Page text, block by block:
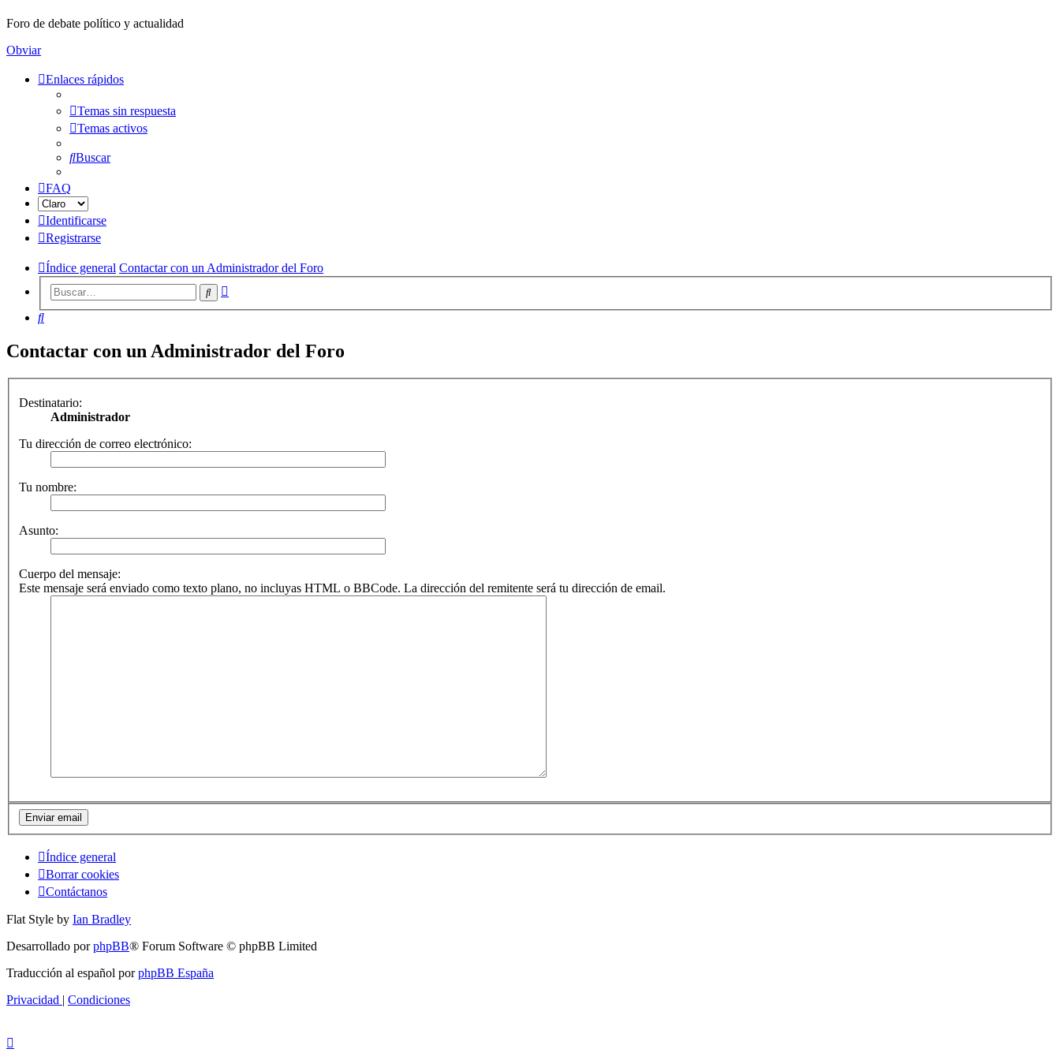
Foro de debate político y actualidad
Obviar
Enlaces rápidos
Temas sin respuesta
Temas activos
Buscar
FAQ
Identificarse
Registrarse
Índice general Contactar con un Administrador del Foro
Buscar
Buscar
Contactar con un Administrador del Foro
Destinatario:
Administrador
Tu dirección de correo electrónico:
Tu nombre:
Asunto:
Cuerpo del mensaje:
Este mensaje será enviado como texto plano, no incluyas HTML o BBCode. La dirección del remitente será tu dirección de email.
Índice general
Borrar cookies
Contáctanos
Flat Style by Ian Bradley
Desarrollado porphpBB® Forum Software © phpBB Limited
Traducción al español porphpBB España
Privacidad | Condiciones